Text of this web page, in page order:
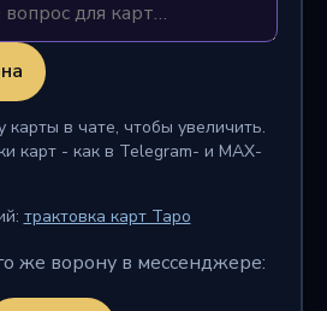
в чате, чтобы увеличить.
карт - как в Telegram- и MAX-
трактовка карт Таро
же ворону в мессенджере: